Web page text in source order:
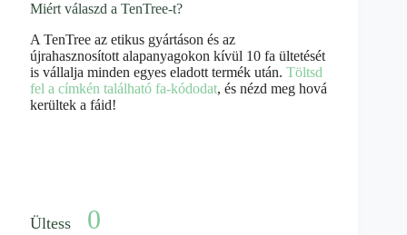
Miért válaszd a TenTree-t?
A TenTree az etikus gyártáson és az
újrahasznosított alapanyagokon kívül 10 fa ültetését
is vállalja minden egyes eladott termék után.Töltsd
fel a címkén található fa-kódodat, és nézd meg hová
kerültek a fáid!
Ültess 0